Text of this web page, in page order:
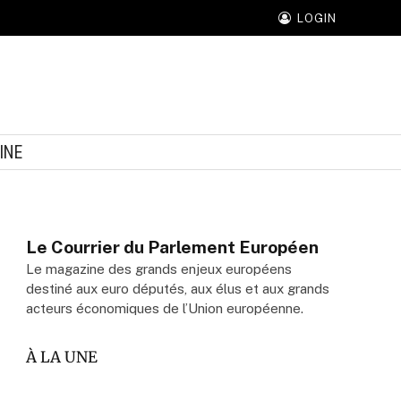
LOGIN
Le Courrier du Parlement Européen
Le magazine des grands enjeux européens
destiné aux euro députés, aux élus et aux grands
acteurs économiques de l’Union européenne.
À LA UNE